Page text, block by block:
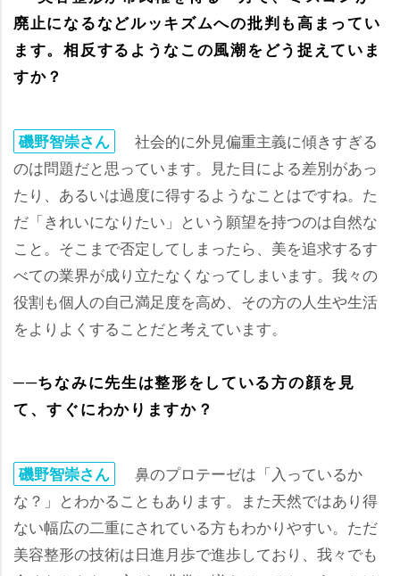
廃止になるなどルッキズムへの批判も高まってい
ます。相反するようなこの風潮をどう捉えていま
すか？
磯野智崇さん
社会的に外見偏重主義に傾きすぎる
のは問題だと思っています。見た目による差別があっ
たり、あるいは過度に得するようなことはですね。た
だ「きれいになりたい」という願望を持つのは自然な
こと。そこまで否定してしまったら、美を追求するす
べての業界が成り立たなくなってしまいます。我々の
役割も個人の自己満足度を高め、その方の人生や生活
をよりよくすることだと考えています。
──ちなみに先生は整形をしている方の顔を見
て、すぐにわかりますか？
磯野智崇さん
鼻のプロテーゼは「入っているか
な？」とわかることもあります。また天然ではあり得
ない幅広の二重にされている方もわかりやすい。ただ
美容整形の技術は日進月歩で進歩しており、我々でも